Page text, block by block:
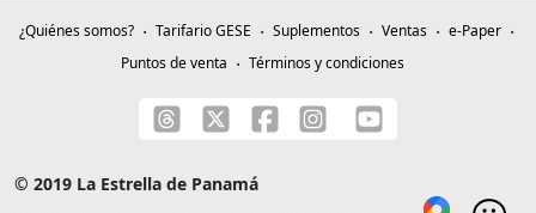
¿Quiénes somos? Tarifario GESE Suplementos Ventas
e-Paper
Puntos de venta
Términos y condiciones
© 2019 La Estrella de Panamá